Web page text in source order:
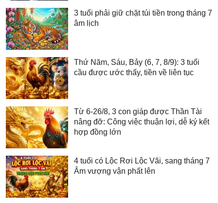
3 tuổi phải giữ chặt túi tiền trong tháng 7
âm lịch
Thứ Năm, Sáu, Bảy (6, 7, 8/9): 3 tuổi
cầu được ước thấy, tiền về liên tục
Từ 6-26/8, 3 con giáp được Thần Tài
nâng đỡ: Công việc thuận lợi, dễ ký kết
hợp đồng lớn
4 tuổi có Lộc Rơi Lộc Vãi, sang tháng 7
Âm vượng vận phất lên